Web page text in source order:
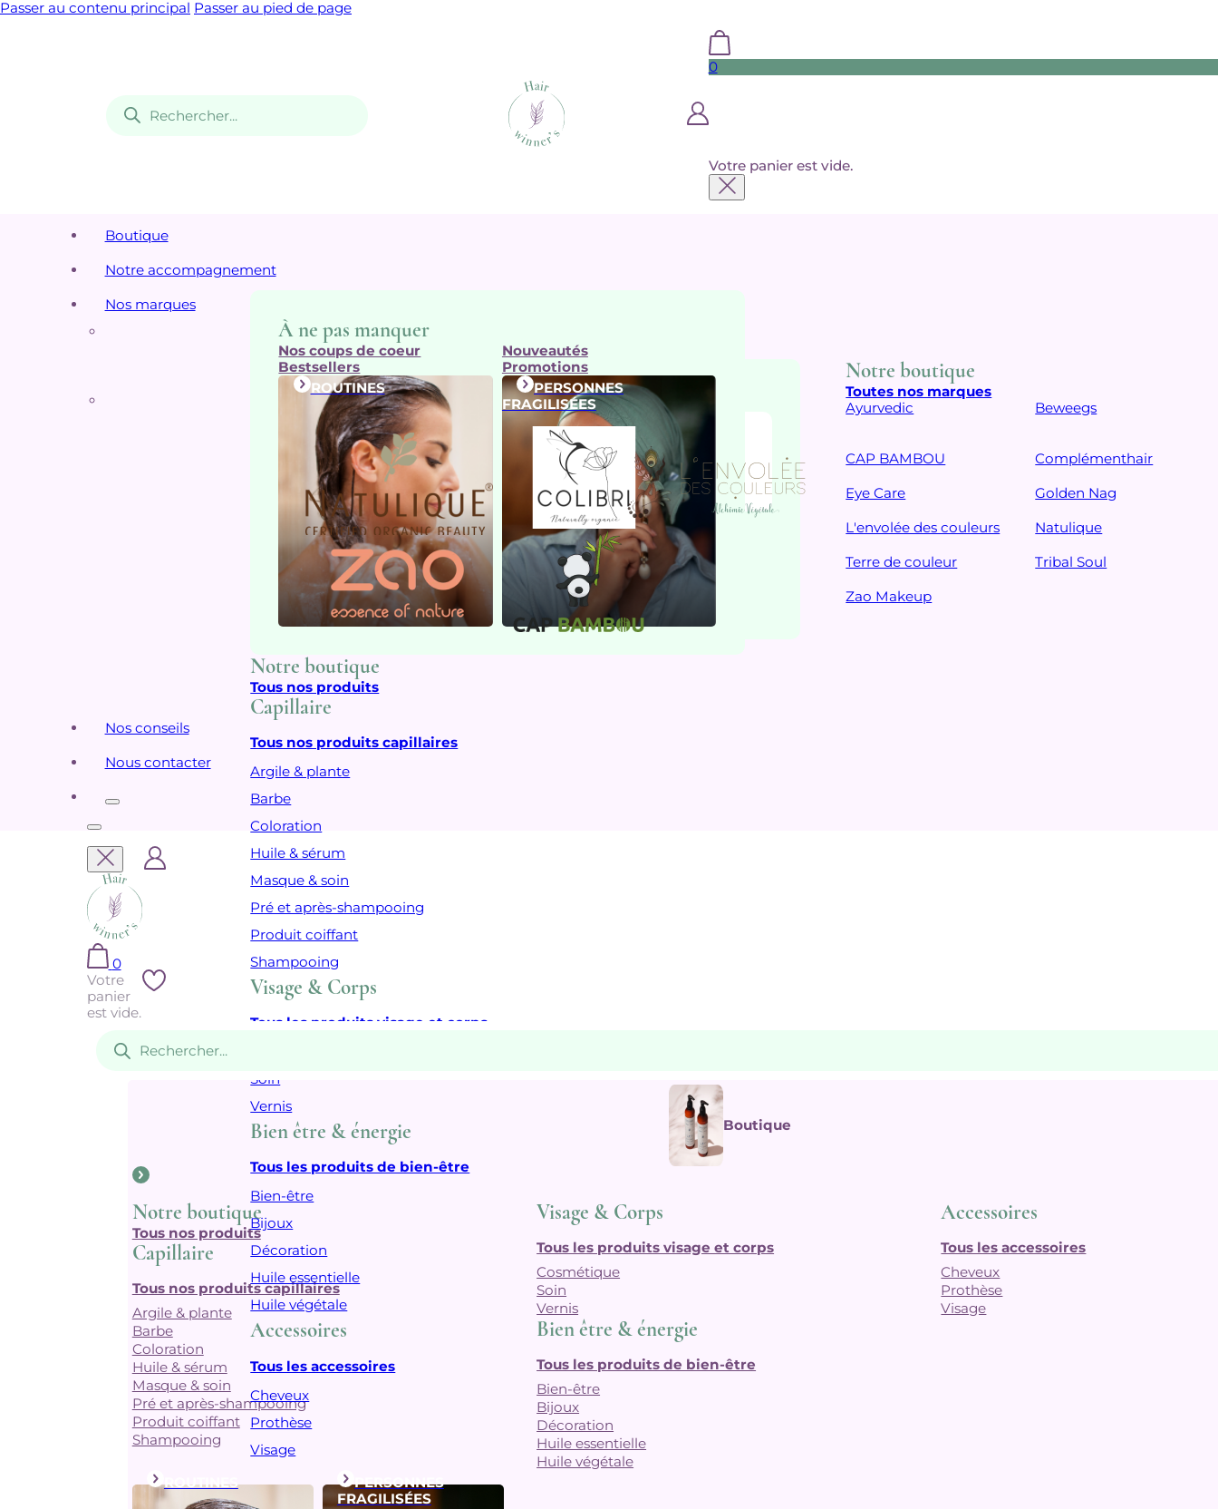
Passer au contenu principal Passer au pied de page
produits
0
Votre panier est vide.
Boutique
À ne pas manquer
Nos coups de coeur
Nouveautés
Bestsellers
Promotions
ROUTINES
PERSONNES
FRAGILISÉES
Notre boutique
Tous nos produits
Capillaire
Tous nos produits capillaires
Argile & plante
Barbe
Coloration
Huile & sérum
Masque & soin
Pré et après-shampooing
Produit coiffant
Shampooing
Visage & Corps
Tous les produits visage et corps
Soin
Vernis
Bien être & énergie
Tous les produits de bien-être
Bien-être
Bijoux
Décoration
Huile essentielle
Huile végétale
Accessoires
Tous les accessoires
Cheveux
Prothèse
Visage
Notre accompagnement
Nos marques
Top 5 de nos marques
Notre boutique
Toutes nos marques
Ayurvedic
Beweegs
CAP BAMBOU
Complémenthair
Eye Care
Golden Nag
L'envolée des couleurs
Natulique
Terre de couleur
Tribal Soul
Zao Makeup
Nos conseils
Nous contacter
0
Votre
panier
est vide.
produits
Boutique
Notre boutique
Tous nos produits
Capillaire
Tous nos produits capillaires
Argile & plante
Barbe
Coloration
Huile & sérum
Masque & soin
Pré et après-shampooing
Produit coiffant
Shampooing
Visage & Corps
Tous les produits visage et corps
Cosmétique
Soin
Vernis
Bien être & énergie
Tous les produits de bien-être
Bien-être
Bijoux
Décoration
Huile essentielle
Huile végétale
Accessoires
Tous les accessoires
Cheveux
Prothèse
Visage
ROUTINES
PERSONNES
FRAGILISÉES